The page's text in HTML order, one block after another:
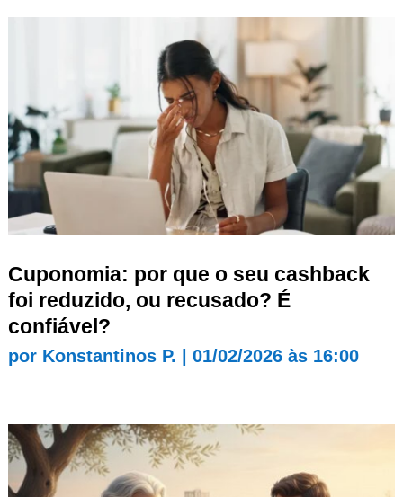
Cuponomia: por que o seu cashback
foi reduzido, ou recusado? É
confiável?
por Konstantinos P. 01/02/2026 às 16:00